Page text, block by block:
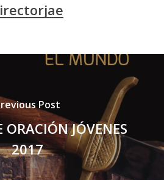
Post
ORACIÓN JÓVENES
2017